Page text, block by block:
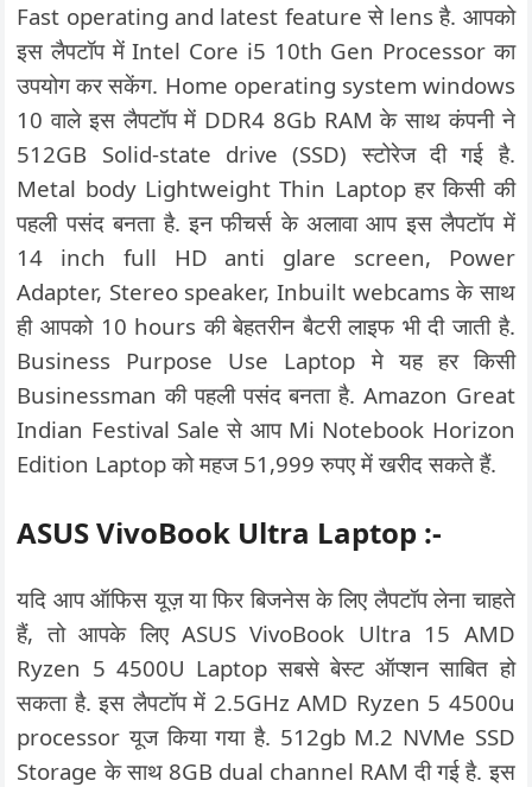
Fast operating and latest feature से lens है. आपको
इस लैपटॉप में Intel Core i5 10th Gen Processor का
उपयोग कर सकेंग. Home operating system windows
10 वाले इस लैपटॉप में DDR4 8Gb RAM के साथ कंपनी ने
512GB Solid-state drive (SSD) स्टोरेज दी गई है.
Metal body Lightweight Thin Laptop हर किसी की
पहली पसंद बनता है. इन फीचर्स के अलावा आप इस लैपटॉप में
14 inch full HD anti glare screen, Power
Adapter, Stereo speaker, Inbuilt webcams के साथ
ही आपको 10 hours की बेहतरीन बैटरी लाइफ भी दी जाती है.
Business Purpose Use Laptop मे यह हर किसी
Businessman की पहली पसंद बनता है. Amazon Great
Indian Festival Sale से आप Mi Notebook Horizon
Edition Laptop को महज 51,999 रुपए में खरीद सकते हैं.
ASUS VivoBook Ultra Laptop :-
यदि आप ऑफिस यूज़ या फिर बिजनेस के लिए लैपटॉप लेना चाहते
हैं, तो आपके लिए ASUS VivoBook Ultra 15 AMD
Ryzen 5 4500U Laptop सबसे बेस्ट ऑप्शन साबित हो
सकता है. इस लैपटॉप में 2.5GHz AMD Ryzen 5 4500u
processor यूज किया गया है. 512gb M.2 NVMe SSD
Storage के साथ 8GB dual channel RAM दी गई है. इस